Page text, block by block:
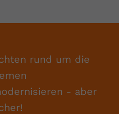
rund um die
- aber